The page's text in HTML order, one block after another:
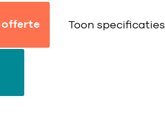
offerte Toon specificaties